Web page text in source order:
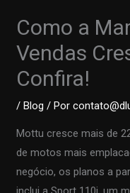
Como a
Vendas
Confira!
/Blog / Por
Mottu cresce mais de
de motos mais
negócio, os planos a